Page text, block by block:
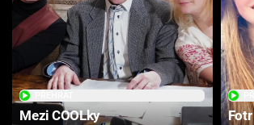
Mezi COOLky